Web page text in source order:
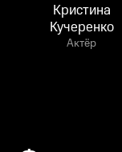
Кристина
Кучеренко
Актёр